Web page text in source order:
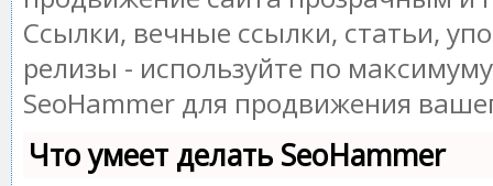
Ссылки, вечные ссылки, статьи,
релизы - используйте по
SeoHammer для продвижения
Что умеет делать SeoHammer